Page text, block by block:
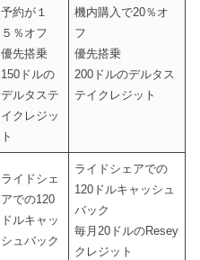
予約が１
５％オフ
優先搭乗
150ドルの
デルタステ
イクレジッ
ト
機内購入で20％オ
フ
優先搭乗
200ドルのデルタス
テイクレジット
ライドシェ
アでの120
ドルキャッ
シュバック
ライドシェアでの
120ドルキャッシュ
バック
毎月20ドルのResey
クレジット